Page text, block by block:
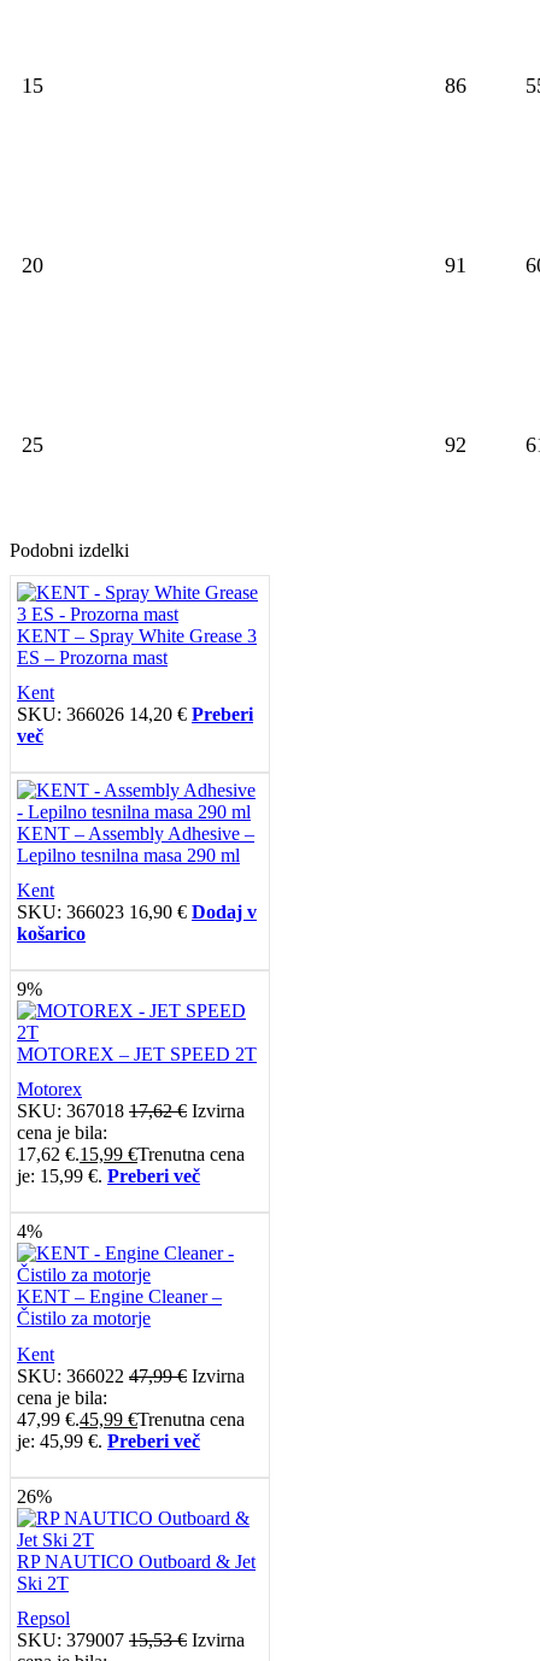
15 86
20 91
25 92
Podobni izdelki
KENT – Spray White Grease 3
ES – Prozorna mast
Kent
SKU: 366026 14,20 € Preberi
več
KENT – Assembly Adhesive –
Lepilno tesnilna masa 290 ml
Kent
SKU: 366023 16,90 € Dodaj v
košarico
9%
MOTOREX – JET SPEED 2T
Motorex
SKU: 367018 17,62€ Izvirna
cena je bila:
17,62 €.15,99 €Trenutna cena
je: 15,99 €. Preberi več
4%
KENT – Engine Cleaner –
Čistilo za motorje
Kent
SKU: 366022 47,99€ Izvirna
cena je bila:
47,99 €.45,99 €Trenutna cena
je: 45,99 €. Preberi več
26%
RP NAUTICO Outboard & Jet
Ski 2T
Repsol
SKU: 379007 15,53€ Izvirna